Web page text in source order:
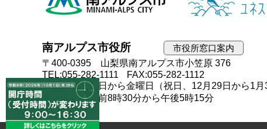
南アルプス市役所
市役所窓口案内
〒400-0395 山梨県南アルプス市小笠原 376
TEL:055-282-1111
FAX:055-282-1112
開庁日：月曜日から金曜日（祝日、12月29日から1月
開庁時間：午前8時30分から午後5時15分